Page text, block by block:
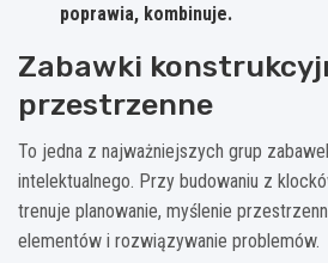
poprawia, kombinuje.
Zabawki
przestrzenne
To jedna z najważniejszych grup
intelektualnego. Przy budowaniu z
trenuje planowanie, myślenie
elementów i rozwiązywanie problemów.